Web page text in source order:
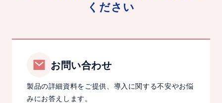
ください
お問い合わせ
製品の詳細資料をご提供、導入に関する不安やお悩
みにお答えします。